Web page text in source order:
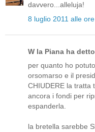
davvero...alleluja!
8 luglio 2011 alle
W la Piana ha
per quanto ho
orsomarso e il
CHIUDERE la tratta
ancora i fondi per
espanderla.
la bretella sarebbe